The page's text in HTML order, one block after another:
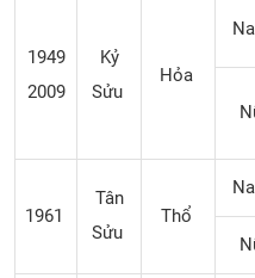
1949
2009
Kỷ
Sửu
Hỏa
1961
Tân
Sửu
Thổ